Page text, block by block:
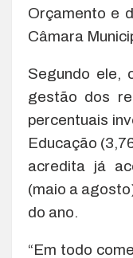
Orçamento e
Câmara
Segundo ele,
gestão dos
percentuais
Educação
acredita já
(maio a
do ano.
“Em todo